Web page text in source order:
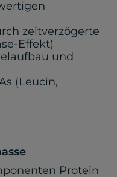
zeitverzögerte
Effekt)
und
(Leucin,
Protein